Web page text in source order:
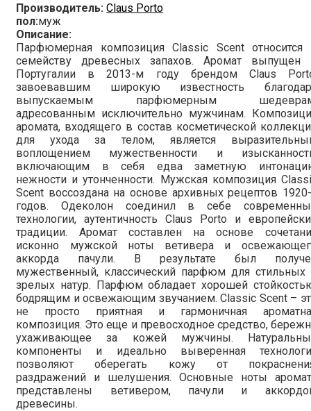
Производитель: Claus Porto
пол:муж
Описание:
Парфюмерная композиция Classic Scent относится
семейству древесных запахов. Аромат выпущен
Португалии в 2013-м году брендом Claus
завоевавшим широкую известность
выпускаемым парфюмерным
адресованным исключительно мужчинам.
аромата, входящего в состав косметической
для ухода за телом, является
воплощением мужественности и
включающим в себя едва заметную
нежности и утонченности. Мужская композиция
Scent воссоздана на основе архивных рецептов
годов. Одеколон соединил в себе
технологии, аутентичность Claus Porto и
традиции. Аромат составлен на основе
исконно мужской ноты ветивера и
аккорда пачули. В результате был
мужественный, классический парфюм для стильных
зрелых натур. Парфюм обладает хорошей
бодрящим и освежающим звучанием. Classic Scent –
не просто приятная и гармоничная
композиция. Это еще и превосходное средство,
ухаживающее за кожей мужчины.
компоненты и идеально выверенная
позволяют оберегать кожу от
раздражений и шелушения. Основные ноты
представлены ветивером, пачули и
древесины.